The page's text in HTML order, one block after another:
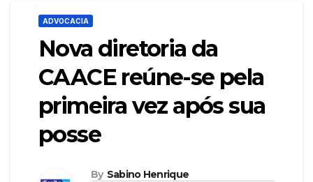
ADVOCACIA
Nova diretoria da
CAACE reúne-se pela
primeira vez após sua
posse
By Sabino Henrique